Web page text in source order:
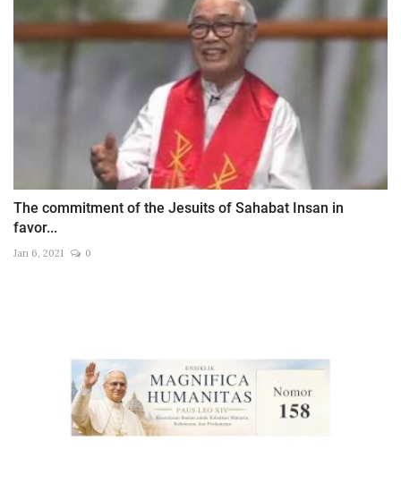
The commitment of the Jesuits of Sahabat Insan in
favor...
Jan 6, 2021 0